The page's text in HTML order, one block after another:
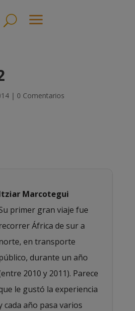
| 0 Comentarios
Marcotegui
primer gran viaje fue
África de sur a
en transporte
durante un año
2010 y 2011). Parece
le gustó la experiencia
cada año pasa varios